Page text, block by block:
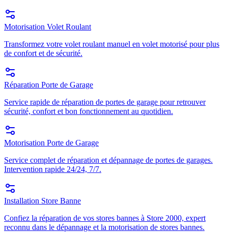
Motorisation Volet Roulant
Transformez votre volet roulant manuel en volet motorisé pour plus
de confort et de sécurité.
Réparation Porte de Garage
Service rapide de réparation de portes de garage pour retrouver
sécurité, confort et bon fonctionnement au quotidien.
Motorisation Porte de Garage
Service complet de réparation et dépannage de portes de garages.
Intervention rapide 24/24, 7/7.
Installation Store Banne
Confiez la réparation de vos stores bannes à Store 2000, expert
reconnu dans le dépannage et la motorisation de stores bannes.